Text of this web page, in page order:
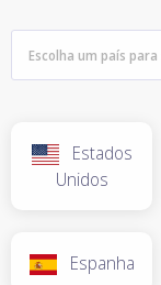
Estados
Unidos
Espanha